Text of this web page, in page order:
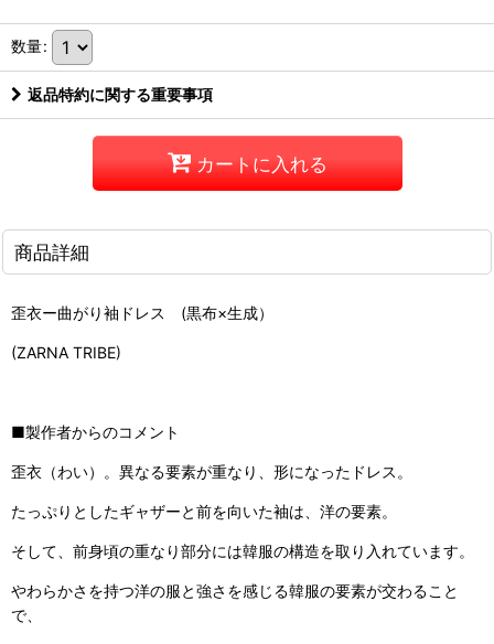
数量:
返品特約に関する重要事項
カートに入れる
商品詳細
歪衣ー曲がり袖ドレス (黒布×生成）
(ZARNA TRIBE)
■製作者からのコメント
歪衣（わい）。異なる要素が重なり、形になったドレス。
たっぷりとしたギャザーと前を向いた袖は、洋の要素。
そして、前身頃の重なり部分には韓服の構造を取り入れています。
やわらかさを持つ洋の服と強さを感じる韓服の要素が交わること
で、